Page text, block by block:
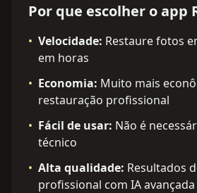
Por que escolher o app
• Velocidade: Restaure fotos
em horas
• Economia: Muito mais
restauração profissional
• Fácil de usar: Não é
técnico
• Alta qualidade: Resultados
profissional com IA avançada